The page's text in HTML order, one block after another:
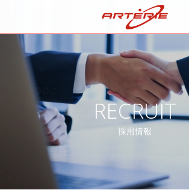
RECRUIT
採用情報